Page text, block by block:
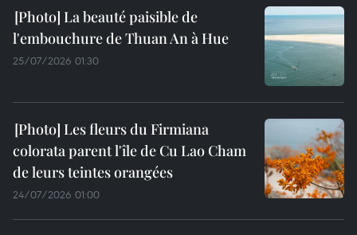
La beauté paisible de
l'embouchure de Thuan An à Hue
25/07/2026 01:30
Les fleurs du Firmiana
colorata parent l'île de Cu Lao Cham
de leurs teintes orangées
24/07/2026 01:00